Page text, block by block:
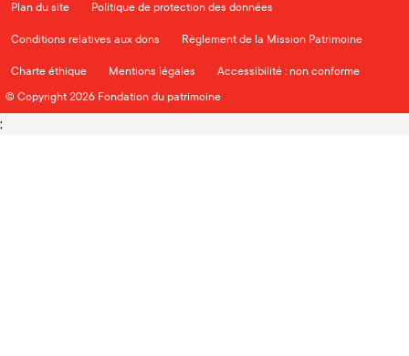
Plan du site Politique de protection des données
Conditions relatives aux dons Règlement de la Mission Patrimoine
Charte éthique Mentions légales
Accessibilité : non conforme
© Copyright 2026 Fondation du patrimoine
;